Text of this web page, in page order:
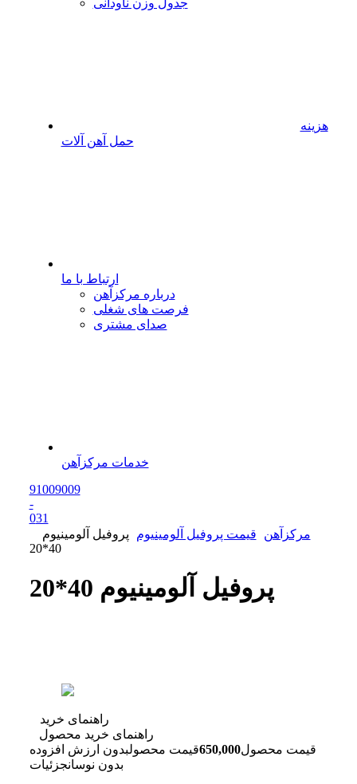
جدول وزن ناودانی
هزینه
حمل آهن آلات
ارتباط با ما
درباره مرکزآهن
فرصت های شغلی
صدای مشتری
خدمات مرکزآهن
91009009
-
031
مرکزآهن
قیمت پروفیل آلومینیوم
پروفیل آلومینیوم
40*20
پروفیل آلومینیوم 40*20
راهنمای خرید
راهنمای خرید محصول
قیمت محصول650,000قیمت محصولبدون ارزش افزوده
بدون نوسانجزئیات